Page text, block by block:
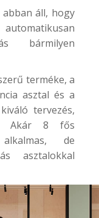
abban áll, hogy
bármilyen
terméke, a
asztal és a
tervezés,
Akár 8 fős
de
asztalokkal